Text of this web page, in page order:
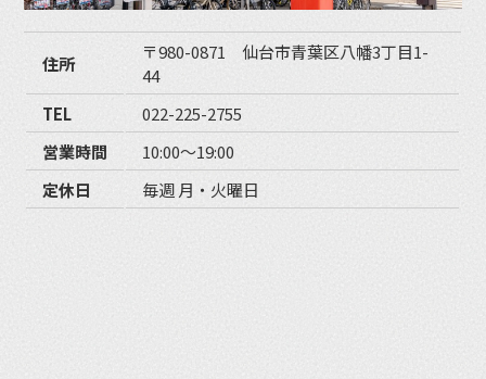
住所
〒980-0871 仙台市青葉区八幡3丁目1-
44
TEL
022-225-2755
営業時間
10:00〜19:00
定休日
毎週 月・火曜日